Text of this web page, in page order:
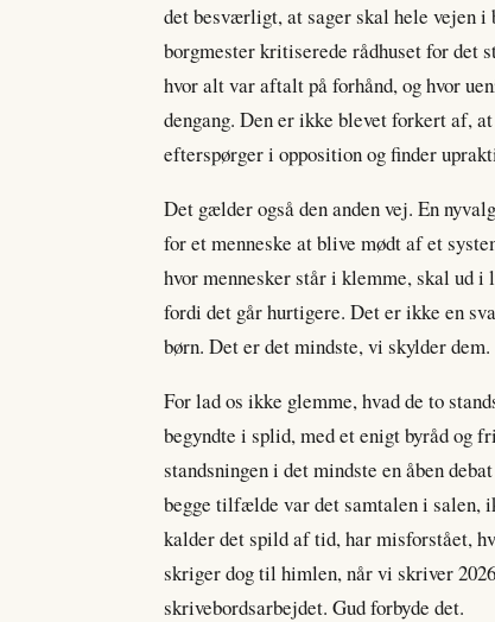
det besværligt, at sager skal hele vejen i
borgmester kritiserede rådhuset for det
hvor alt var aftalt på forhånd, og hvor
dengang. Den er ikke blevet forkert af,
efterspørger i opposition og finder
Det gælder også den anden vej. En
for et menneske at blive mødt af et
hvor mennesker står i klemme, skal ud
fordi det går hurtigere. Det er ikke en
børn. Det er det mindste, vi skylder dem.
For lad os ikke glemme, hvad de to
begyndte i splid, med et enigt byråd og
standsningen i det mindste en åben
begge tilfælde var det samtalen i salen,
kalder det spild af tid, har misforstået,
skriger dog til himlen, når vi skriver
skrivebordsarbejdet. Gud forbyde det.